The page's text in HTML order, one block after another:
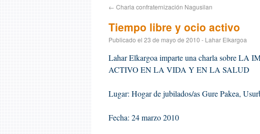
← Charla confraternización Nagusilan
Tiempo libre y ocio activo
Publicado el 23 de mayo de 2010 - Lahar Elkargoa
Lahar Elkargoa imparte una charla sobre
ACTIVO EN LA VIDA Y EN LA SALUD
Lugar: Hogar de jubilados/as Gure Pakea,
Fecha: 24 marzo 2010